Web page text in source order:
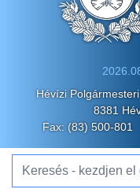
Hévízi
8381
Fax: (83) 500-801